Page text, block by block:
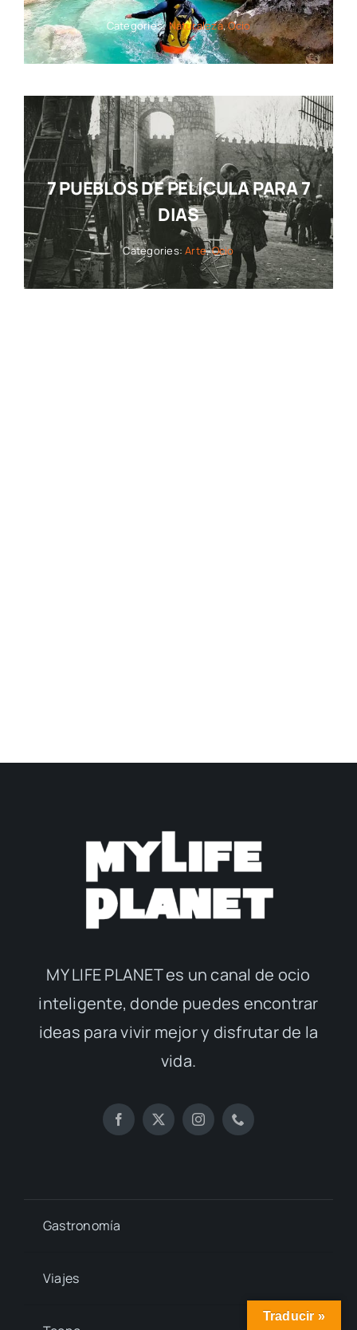
Categories:Naturaleza,Ocio
7 PUEBLOS DE PELÍCULA PARA 7
DIAS
Categories:Arte,Ocio
MY LIFE PLANET es un canal de ocio
inteligente, donde puedes encontrar
ideas para vivir mejor y disfrutar de la
vida.
Gastronomía
Viajes
Traducir »